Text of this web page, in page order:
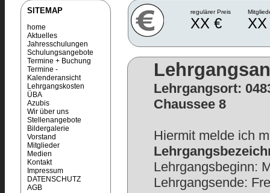
SITEMAP
home
Aktuelles
Jahresschulungen
Schulungsangebote
Termine + Buchung
Termine -
Kalenderansicht
Lehrgangskosten
ÜBA
Azubis
Wir über uns
Stellenangebote
Bildergalerie
Vorstand
Mitglieder
Medien
Kontakt
Impressum
DATENSCHUTZ
AGB
regulärer Preis
XX €
Lehrgangsort:
Chaussee 8
Hiermit melde ich
Lehrgangsbeginn:
Lehrgangsende: